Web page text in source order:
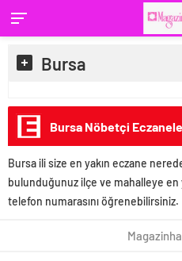
Bursa
Bursa Nöbetçi
Bursa ili size en yakın eczane
bulunduğunuz ilçe ve mahalleye en
telefon numarasını öğrenebilirsiniz.